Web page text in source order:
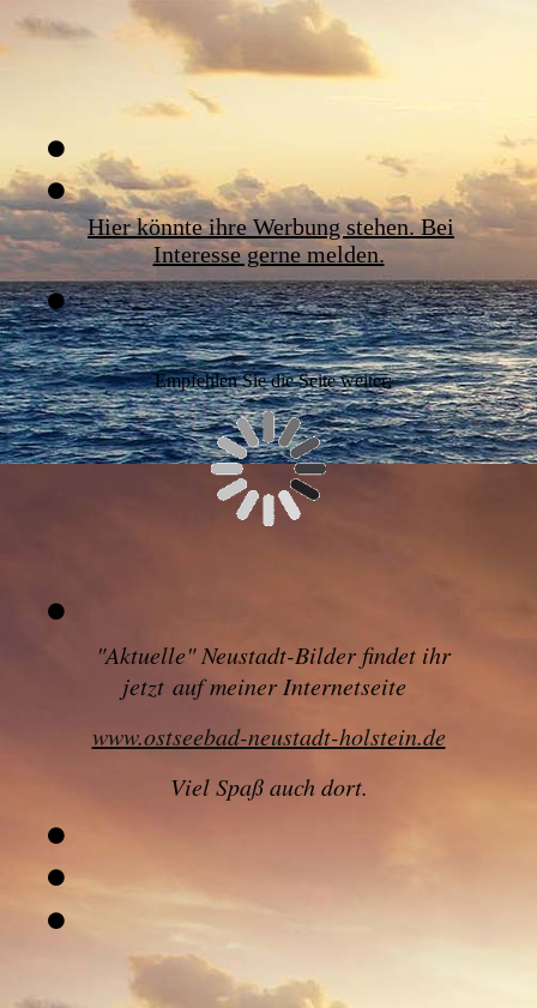
Hier könnte ihre Werbung stehen. Bei
Interesse gerne melden.
Empfehlen Sie die Seite weiter:
"Aktuelle" Neustadt-Bilder findet ihr
jetzt auf meiner Internetseite
www.ostseebad-neustadt-holstein.de
Viel Spaß auch dort.